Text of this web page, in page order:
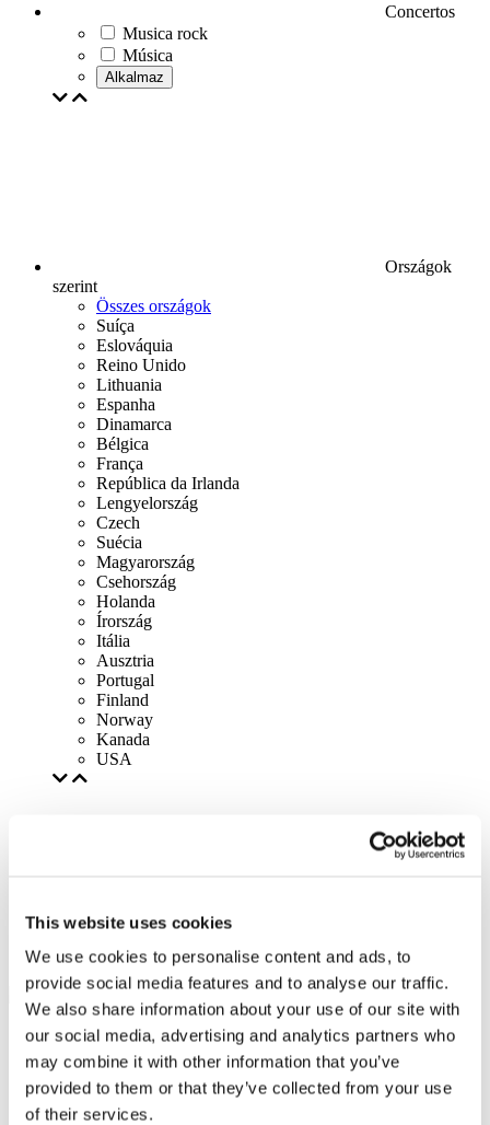
This website uses cookies
We use cookies to personalise content and ads, to
provide social media features and to analyse our traffic.
We also share information about your use of our site with
our social media, advertising and analytics partners who
may combine it with other information that you’ve
provided to them or that they’ve collected from your use
of their services.
Concertos
Musica rock
Música
Alkalmaz
Országok
szerint
Összes országok
Suíça
Eslováquia
Reino Unido
Lithuania
Espanha
Dinamarca
Bélgica
França
República da Irlanda
Lengyelország
Czech
Suécia
Magyarország
Csehország
Holanda
Írország
Itália
Ausztria
Portugal
Finland
Norway
Kanada
USA